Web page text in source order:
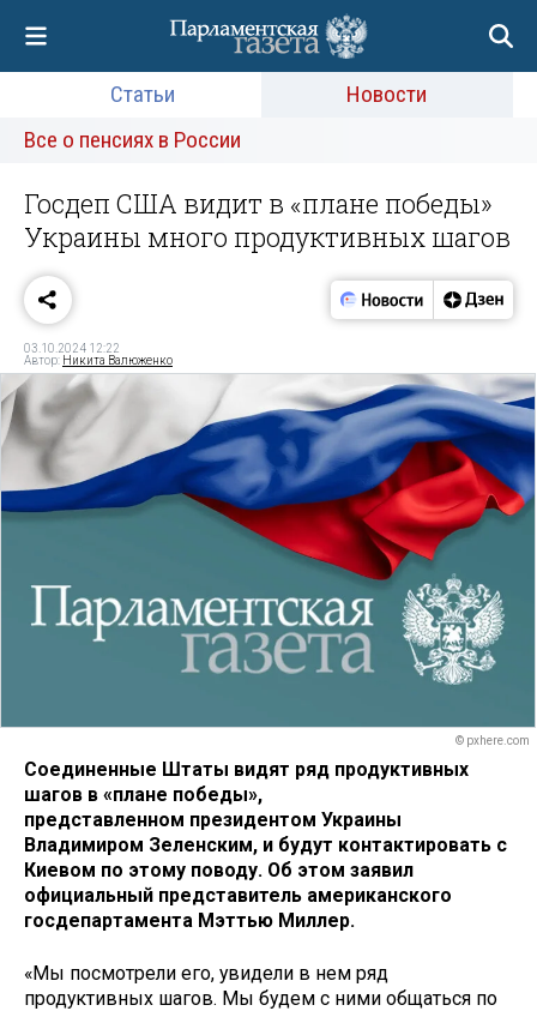
Статьи
Новости
Все о пенсиях в России
Госдеп США видит в «плане победы»
Украины много продуктивных шагов
03.10.2024 12:22
Автор: Никита Валюженко
© pxhere.com
Соединенные Штаты видят ряд продуктивных
шагов в «плане победы»,
представленном президентом Украины
Владимиром Зеленским, и будут контактировать с
Киевом по этому поводу. Об этом заявил
официальный представитель американского
госдепартамента Мэттью Миллер.
«Мы посмотрели его, увидели в нем ряд
продуктивных шагов. Мы будем с ними общаться по